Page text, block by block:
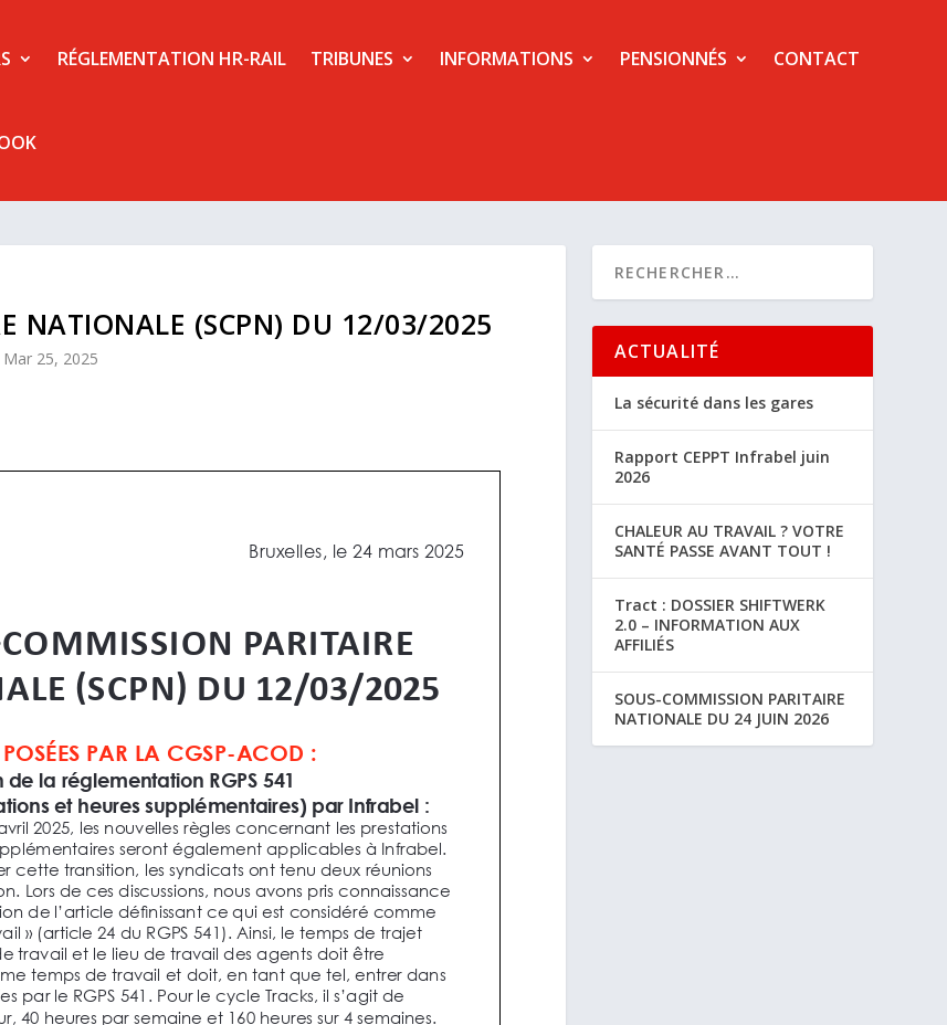
RÉGLEMENTATION HR-RAIL TRIBUNES INFORMATIONS PENSIONNÉS CONTACT
NATIONALE (SCPN) DU 12/03/2025
Mar 25, 2025 ACTUALITÉ
La sécurité dans les gares
Rapport CEPPT Infrabel juin
2026
CHALEUR AU TRAVAIL ? VOTRE
SANTÉ PASSE AVANT TOUT !
Tract : DOSSIER SHIFTWERK
2.0 – INFORMATION AUX
AFFILIÉS
SOUS-COMMISSION PARITAIRE
NATIONALE DU 24 JUIN 2026